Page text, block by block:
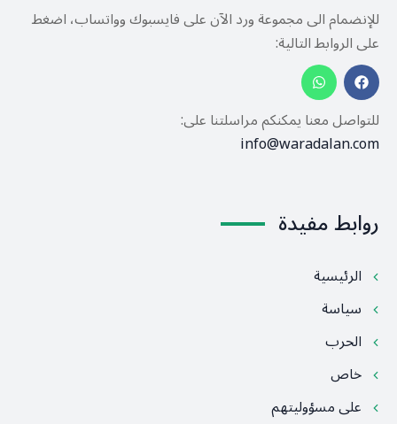
للإنضمام الى مجموعة ورد الآن على فايسبوك وواتساب، اضغط
على الروابط التالية:
للتواصل معنا يمكنكم مراسلتنا على:
info@waradalan.com
روابط مفيدة
الرئيسية
سياسة
الحرب
خاص
على مسؤوليتهم